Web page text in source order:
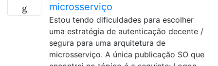
microsserviço
Estou tendo dificuldades para escolher
uma estratégia de autenticação decente /
segura para uma arquitetura de
microsserviço. A única publicação SO que